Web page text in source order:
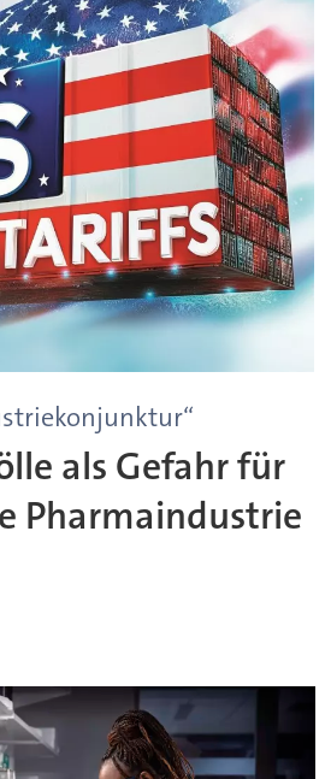
als Gefahr für
Pharmaindustrie